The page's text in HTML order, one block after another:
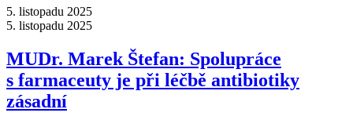
5. listopadu 2025
5. listopadu 2025
MUDr. Marek Štefan: Spolupráce
s farmaceuty je při léčbě antibiotiky
zásadní